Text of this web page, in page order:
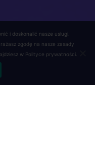
i doskonalić nasze usługi.
zgodę na nasze zasady
w Polityce prywatności.